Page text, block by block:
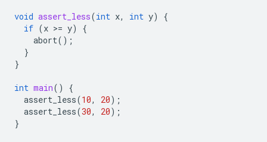
void assert_less(int x, int y)
{
if (x >= y)
{
abort();
}
}
int main()
{
assert_less(10, 20);
assert_less(30, 20);
}